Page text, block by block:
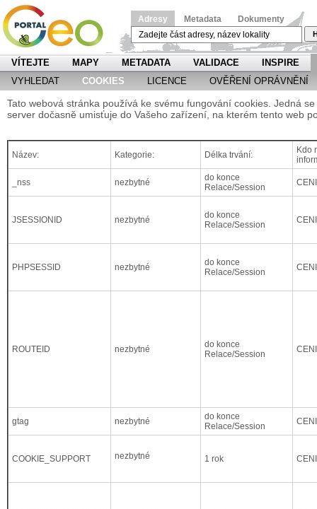
Adresy Metadata Dokumenty
VÍTEJTE MAPY METADATA VALIDACE
INSPIRE
VYHLEDAT
COOKIES LICENCE OVĚŘENÍ OPRÁVNĚNÍ
Tato webová stránka používá ke svému fungování cookies. Jedná
server dočasně umisťuje do Vašeho zařízení, na kterém tento web
Název: Kategorie: Délka trvání:
Kdo
_nss nezbytné
do konce
Relace/Session
JSESSIONID nezbytné
do konce
Relace/Session
PHPSESSID nezbytné
do konce
Relace/Session
ROUTEID nezbytné
do konce
Relace/Session
gtag nezbytné
do konce
Relace/Session
COOKIE_SUPPORT nezbytné 1 rok